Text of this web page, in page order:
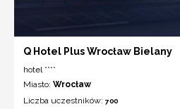
Q Hotel Plus Wrocław Bielany
hotel ****
Miasto: Wrocław
Liczba uczestników: 700